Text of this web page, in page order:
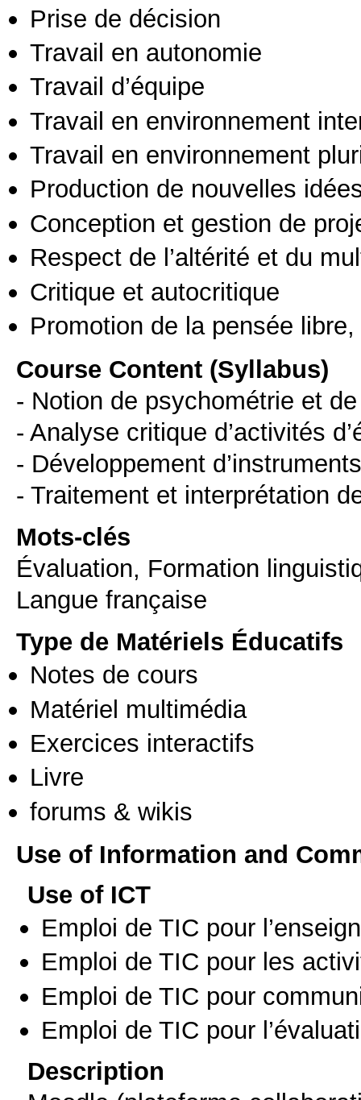
Prise de décision
Travail en autonomie
Travail d’équipe
Travail en environnement
Travail en environnement
Production de nouvelles
Conception et gestion de
Respect de l’altérité et du
Critique et autocritique
Promotion de la pensée
Course Content (Syllabus)
- Notion de psychométrie et
- Analyse critique d’activités
- Développement
- Traitement et interprétation
Mots-clés
Évaluation, Formation
Langue française
Type de Matériels Éducatifs
Notes de cours
Matériel multimédia
Exercices interactifs
Livre
forums & wikis
Use of Information and
Use of ICT
Emploi de TIC pour
Emploi de TIC pour les
Emploi de TIC pour
Emploi de TIC pour
Description